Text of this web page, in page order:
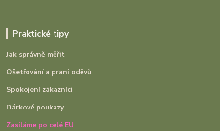
Praktické tipy
Jak správně měřit
Ošetřování a praní oděvů
Spokojení zákazníci
Dárkové poukazy
Zasíláme po celé EU